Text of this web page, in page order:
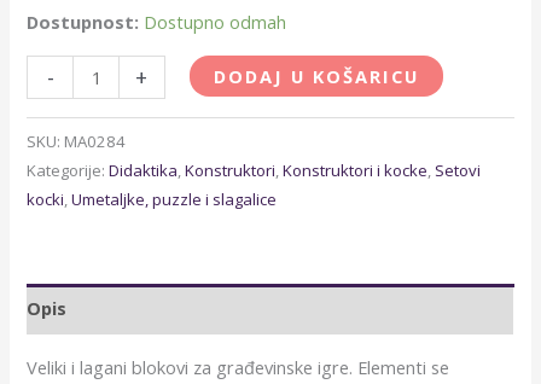
Dostupnost: Dostupno odmah
- + DODAJ U KOŠARICU
SKU: MA0284
Kategorije:Didaktika ,Konstruktori ,Konstruktori i kocke Setovi
kocki ,Umetaljke, puzzle i slagalice
Opis
Veliki i lagani blokovi za građevinske igre. Elementi se